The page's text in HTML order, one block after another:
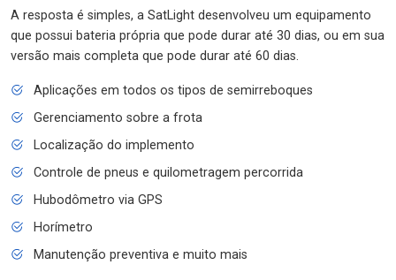
A resposta é simples, a SatLight desenvolveu um equipamento
que possui bateria própria que pode durar até 30 dias, ou em sua
versão mais completa que pode durar até 60 dias.
Aplicações em todos os tipos de semirreboques
Gerenciamento sobre a frota
Localização do implemento
Controle de pneus e quilometragem percorrida
Hubodômetro via GPS
Horímetro
Manutenção preventiva e muito mais